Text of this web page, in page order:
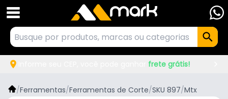
frete grátis!
/Ferramentas/Ferramentas de Corte/SKU 897/Mtx